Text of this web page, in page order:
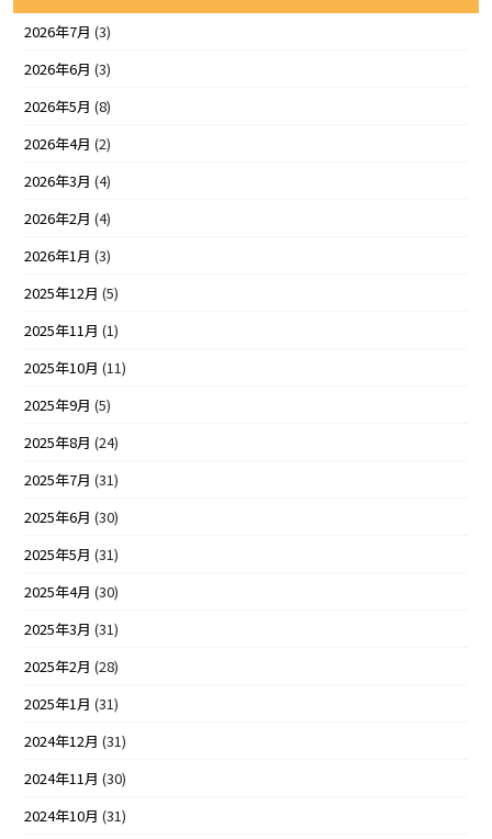
2026年7月 (3)
2026年6月 (3)
2026年5月 (8)
2026年4月 (2)
2026年3月 (4)
2026年2月 (4)
2026年1月 (3)
2025年12月 (5)
2025年11月 (1)
2025年10月 (11)
2025年9月 (5)
2025年8月 (24)
2025年7月 (31)
2025年6月 (30)
2025年5月 (31)
2025年4月 (30)
2025年3月 (31)
2025年2月 (28)
2025年1月 (31)
2024年12月 (31)
2024年11月 (30)
2024年10月 (31)